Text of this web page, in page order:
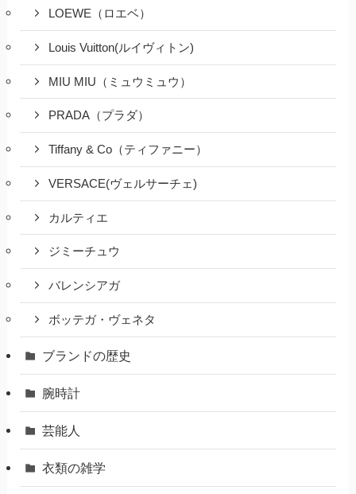
LOEWE（ロエベ）
Louis Vuitton(ルイヴィトン)
MIU MIU（ミュウミュウ）
PRADA（プラダ）
Tiffany & Co（ティファニー）
VERSACE(ヴェルサーチェ)
カルティエ
ジミーチュウ
バレンシアガ
ボッテガ・ヴェネタ
ブランドの歴史
腕時計
芸能人
衣類の雑学